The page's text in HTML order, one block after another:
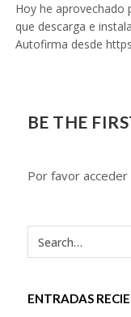
Hoy he aprovechado
que descarga e
Autofirma desde
BE THE
Por favor
ENTRADAS